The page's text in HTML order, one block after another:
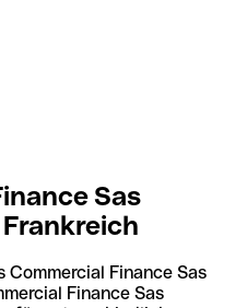
Sas
Finance Sas
Finance Sas